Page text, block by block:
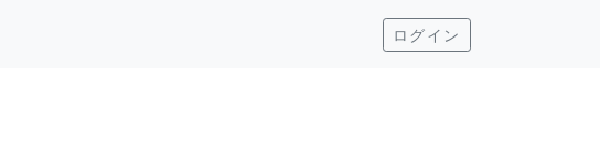
ログイン